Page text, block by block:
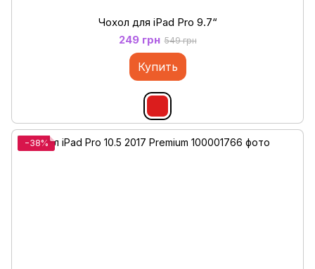
Чохол для iPad Pro 9.7“
249 грн 549 грн
Купить
−38%